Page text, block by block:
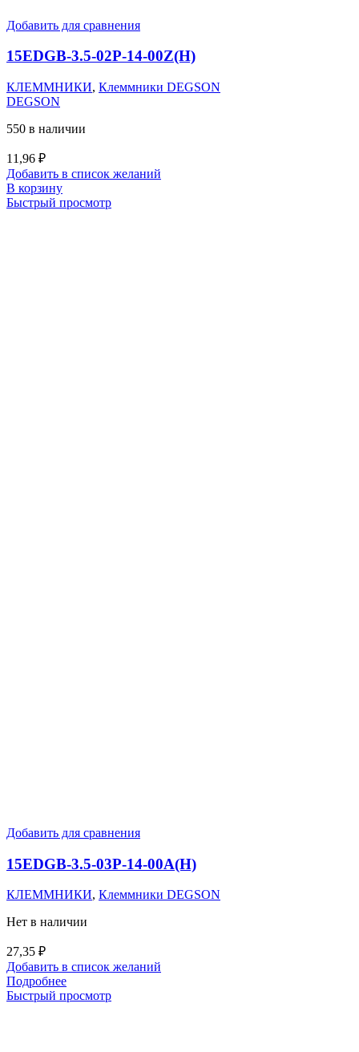
Добавить для сравнения
15EDGB-3.5-02P-14-00Z(H)
КЛЕММНИКИ, Клеммники DEGSON
DEGSON
550 в наличии
11,96 ₽
Добавить в список желаний
В корзину
Быстрый просмотр
Добавить для сравнения
15EDGB-3.5-03P-14-00A(H)
КЛЕММНИКИ, Клеммники DEGSON
Нет в наличии
27,35 ₽
Добавить в список желаний
Подробнее
Быстрый просмотр